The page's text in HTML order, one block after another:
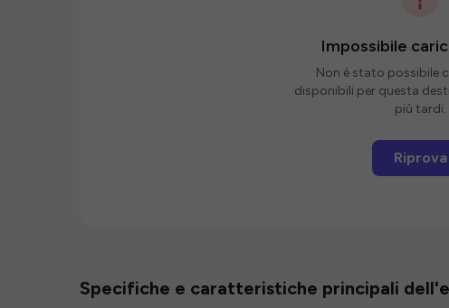
Impossibile
Non è stato possibile
disponibili per questa
più tardi.
Riprova
Specifiche e caratteristiche principali